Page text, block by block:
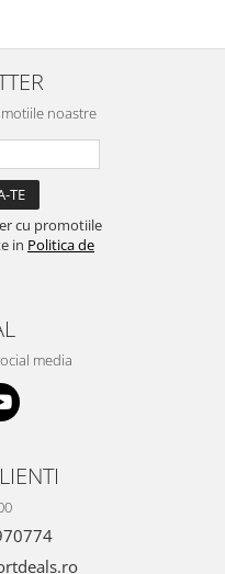
noastre
cu promotiile
in Politica de
media